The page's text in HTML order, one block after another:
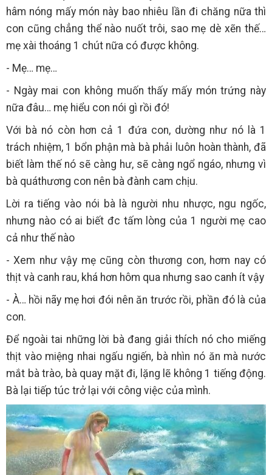
hâm nóng mấy món này bao nhiêu lần đi chăng nữa thì
con cũng chẳng thể nào nuốt trôi, sao mẹ dè xẽn thế…
mẹ xài thoáng 1 chút nữa có được không.
- Mẹ… mẹ…
- Ngày mai con không muốn thấy mấy món trứng này
nữa đâu… mẹ hiểu con nói gì rồi đó!
Với bà nó còn hơn cả 1 đứa con, dường như nó là 1
trách nhiệm, 1 bổn phận mà bà phải luôn hoàn thành, đã
biết làm thế nó sẽ càng hư, sẽ càng ngổ ngáo, nhưng vì
bà quáthương con nên bà đành cam chịu.
Lời ra tiếng vào nói bà là người nhu nhược, ngu ngốc,
nhưng nào có ai biết đc tấm lòng của 1 người mẹ cao
cả như thế nào
- Xem như vậy mẹ cũng còn thương con, hơm nay có
thịt và canh rau, khá hơn hôm qua nhưng sao canh ít vậy
- À… hồi nãy mẹ hơi đói nên ăn trước rồi, phần đó là của
con.
Để ngoài tai những lời bà đang giải thích nó cho miếng
thịt vào miệng nhai ngấu ngiến, bà nhìn nó ăn mà nước
mắt bà trào, bà quay mặt đi, lặng lẽ không 1 tiếng động.
Bà lại tiếp túc trở lại với công việc của mình.